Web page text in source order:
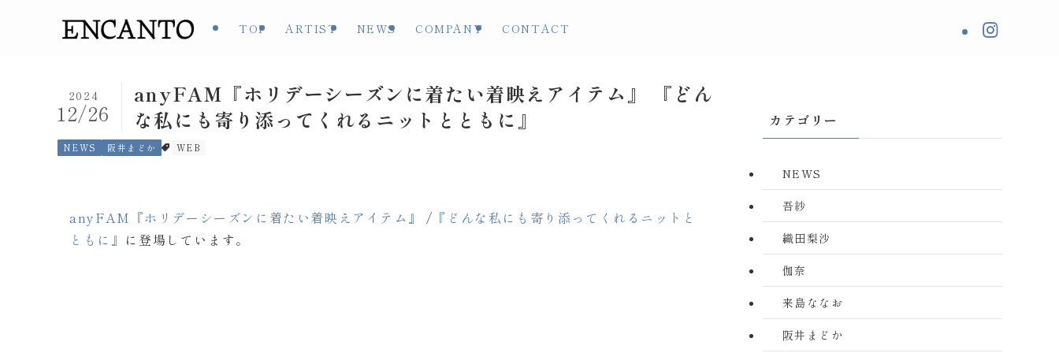
TOP ARTIST NEWS COMPANY CONTACT
anyFAM『ホリデーシーズンに着たい着映えアイテム』 『どん
な私にも寄り添ってくれるニットとともに』
2024
12/26
NEWS 阪井まどか WEB
anyFAM『ホリデーシーズンに着たい着映えアイテム』 / 『どんな私にも寄り添ってくれるニットと
ともに』 に登場しています。
カテゴリー
NEWS
吾紗
織田梨沙
伽奈
来島ななお
阪井まどか